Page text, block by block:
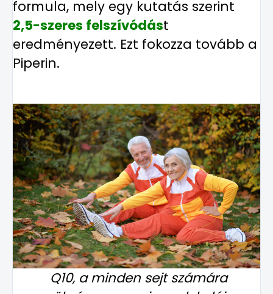
formula, mely egy kutatás szerint
2,5-szeres felszívódást
eredményezett. Ezt fokozza tovább a
Piperin.
Q10, a minden sejt számára